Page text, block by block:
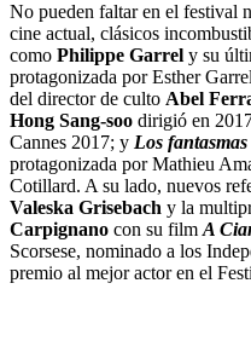
No pueden faltar en el festival
cine actual, clásicos
como Philippe Garrel y su
protagonizada por Esther
del director de culto Abel
Hong Sang-soo dirigió en
Cannes 2017; y Los
protagonizada por Mathieu
Cotillard. A su lado, nuevos
Valeska Grisebach y la
Carpignano con su film A
Scorsese, nominado a los
premio al mejor actor en el